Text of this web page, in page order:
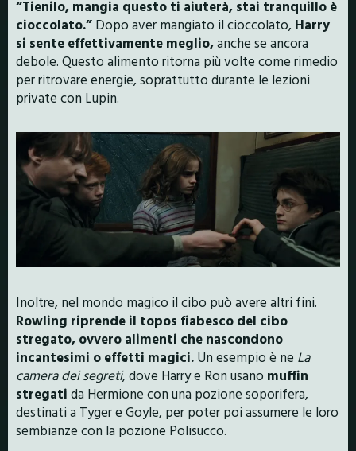
“Tienilo, mangia questo ti aiuterà, stai tranquillo è
cioccolato.” Dopo aver mangiato il cioccolato, Harry
si sente effettivamente meglio,anche se ancora
debole. Questo alimento ritorna più volte come rimedio
per ritrovare energie, soprattutto durante le lezioni
private con Lupin.
Inoltre, nel mondo magico il cibo può avere altri fini.
Rowling riprende il topos fiabesco del cibo
stregato, ovvero alimenti che nascondono
incantesimi o effetti magici. Un esempio è ne La
camera dei segreti, dove Harry e Ron usano muffin
stregati da Hermione con una pozione soporifera,
destinati a Tyger e Goyle, per poter poi assumere le loro
sembianze con la pozione Polisucco.